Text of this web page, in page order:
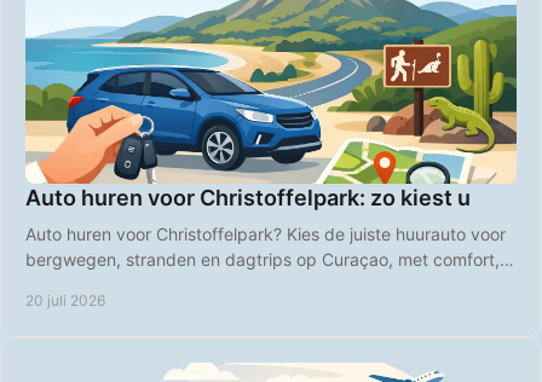
Auto huren voor Christoffelpark: zo kiest u
Auto huren voor Christoffelpark? Kies de juiste huurauto voor
bergwegen, stranden en dagtrips op Curaçao, met comfort,
20 juli 2026